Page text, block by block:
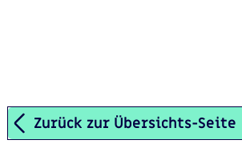
Zurück zur Übersichts-Seite